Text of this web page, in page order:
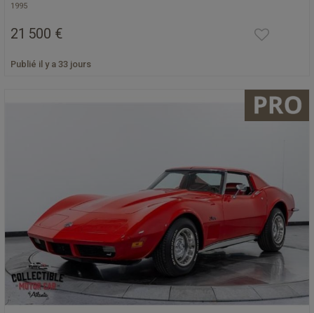
1995
21 500 €
Publié il y a 33 jours